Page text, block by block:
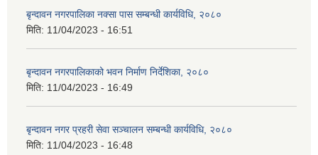
बृन्दावन नगरपालिका नक्सा पास सम्बन्धी कार्यविधि, २०८०
मिति: 11/04/2023 - 16:51
बृन्दावन नगरपालिकाको भवन निर्माण निर्देशिका, २०८०
मिति: 11/04/2023 - 16:49
बृन्दावन नगर प्रहरी सेवा सञ्चालन सम्बन्धी कार्यविधि, २०८०
मिति: 11/04/2023 - 16:48